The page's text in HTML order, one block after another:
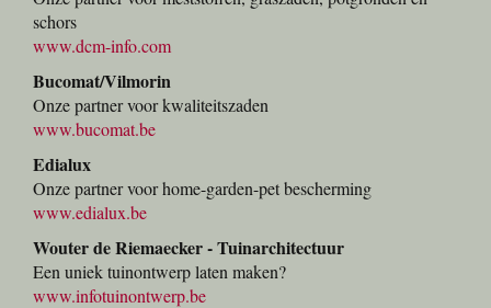
schors
www.dcm-info.com
Bucomat/Vilmorin
Onze partner voor kwaliteitszaden
www.bucomat.be
Edialux
Onze partner voor home-garden-pet bescherming
www.edialux.be
Wouter de Riemaecker - Tuinarchitectuur
Een uniek tuinontwerp laten maken?
www.infotuinontwerp.be